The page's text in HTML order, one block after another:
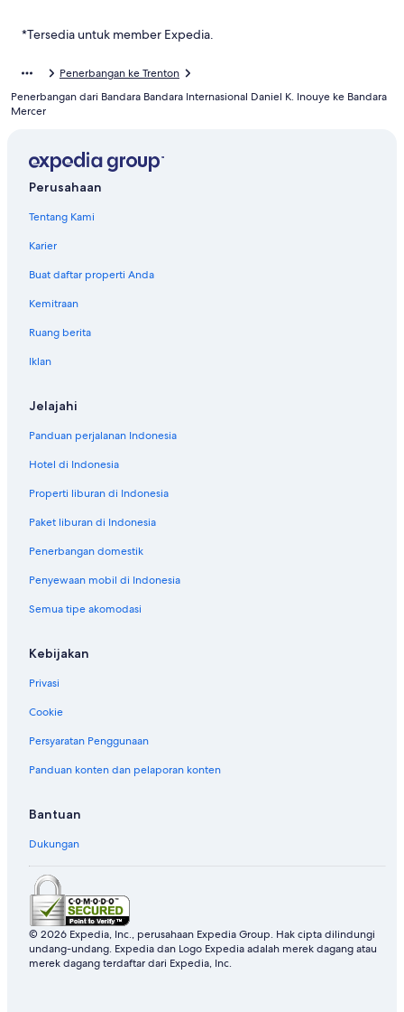
*Tersedia untuk member Expedia.
Penerbangan ke Trenton
Penerbangan dari Bandara Bandara Internasional Daniel K. Inouye ke Bandara
Mercer
Perusahaan
Tentang Kami
Karier
Buat daftar properti Anda
Kemitraan
Ruang berita
Iklan
Jelajahi
Panduan perjalanan Indonesia
Hotel di Indonesia
Properti liburan di Indonesia
Paket liburan di Indonesia
Penerbangan domestik
Penyewaan mobil di Indonesia
Semua tipe akomodasi
Kebijakan
Privasi
Cookie
Persyaratan Penggunaan
Panduan konten dan pelaporan konten
Bantuan
Dukungan
© 2026 Expedia, Inc., perusahaan Expedia Group. Hak cipta dilindungi
undang-undang. Expedia dan Logo Expedia adalah merek dagang atau
merek dagang terdaftar dari Expedia, Inc.